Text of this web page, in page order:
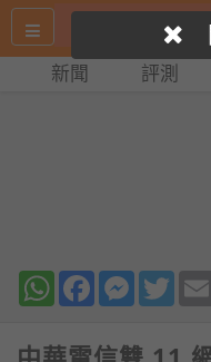
新聞 評測
WhatsAppFacebook